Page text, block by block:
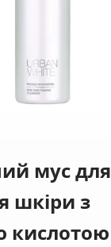
мус для
шкіри з
кислотою